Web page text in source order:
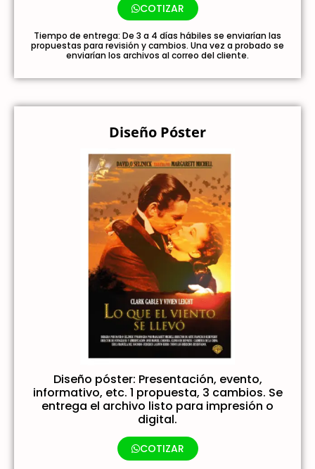
COTIZAR
Tiempo de entrega: De 3 a 4 días hábiles se enviarían las
propuestas para revisión y cambios. Una vez a probado se
enviarían los archivos al correo del cliente.
Diseño Póster
Diseño póster: Presentación, evento,
informativo, etc. 1 propuesta, 3 cambios. Se
entrega el archivo listo para impresión o
digital.
COTIZAR